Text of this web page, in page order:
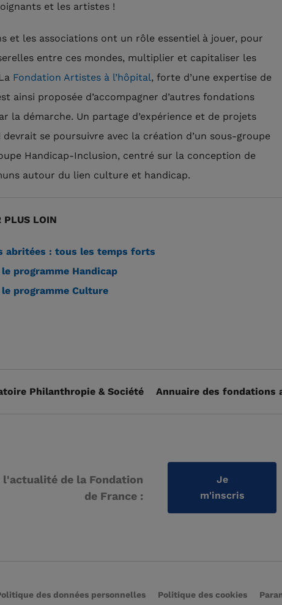
et les artistes !
et les associations ont un rôle essentiel à jouer, pour
entre ces mondes, multiplier et capitaliser les
Fondation Artistes à l’hôpital, forte d’une expertise de
ainsi proposée d’accompagner d’autres fondations
la démarche. Un partage d’expérience et de projets
se poursuivre avec la création d’un sous-groupe
Handicap-Inclusion, centré sur la conception de
autour du lien culture et handicap.
PLUS LOIN
abritées : tous les temps forts
programme Handicap
programme Culture
Philanthropie & Société Annuaire des fondations
de la Fondation
de France :
Je
m'inscris
des données personnelles Politique des cookies